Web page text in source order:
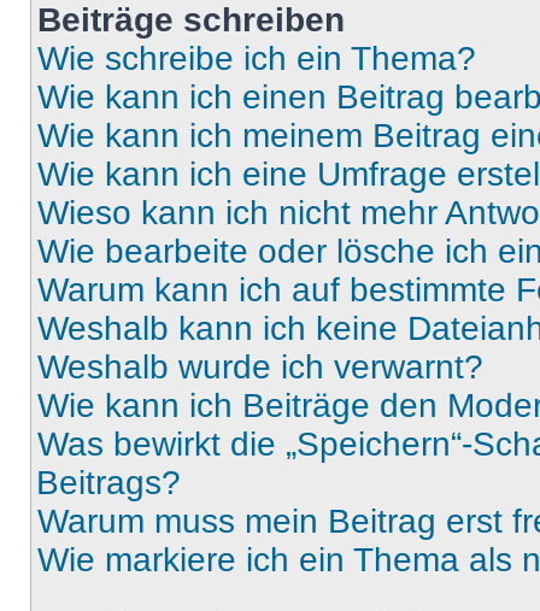
Beiträge schreiben
Wie schreibe ich ein Thema?
Wie kann ich einen Beitrag
Wie kann ich meinem Beitrag
Wie kann ich eine Umfrage
Wieso kann ich nicht mehr
Wie bearbeite oder lösche ich
Warum kann ich auf bestimmte
Weshalb kann ich keine
Weshalb wurde ich verwarnt?
Wie kann ich Beiträge den
Was bewirkt die „Speichern“-
Beitrags?
Warum muss mein Beitrag erst
Wie markiere ich ein Thema als